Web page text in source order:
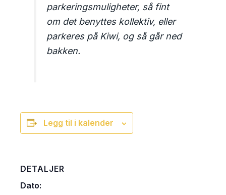
parkeringsmuligheter, så fint
om det benyttes kollektiv, eller
parkeres på Kiwi, og så går ned
bakken.
Legg til i kalender
DETALJER
Dato: